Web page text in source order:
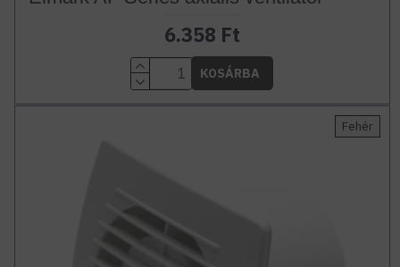
6.358 Ft
KOSÁRBA
Fehér